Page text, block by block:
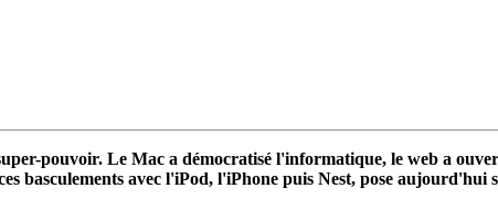
pouvoir. Le Mac a démocratisé l'informatique, le web a
basculements avec l'iPod, l'iPhone puis Nest, pose